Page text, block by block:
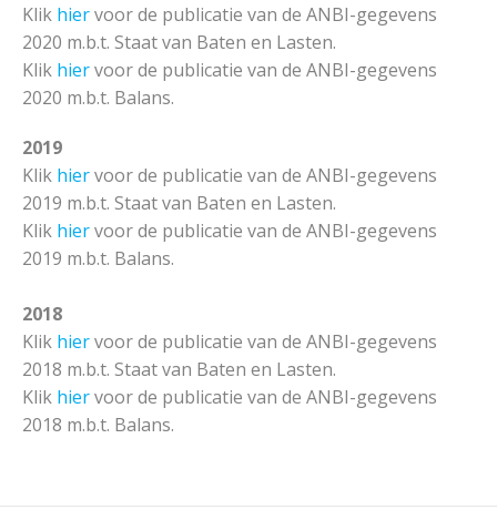
Klik hiervoor de publicatie van de ANBI-gegevens
2020 m.b.t. Staat van Baten en Lasten.
Klik hiervoor de publicatie van de ANBI-gegevens
2020 m.b.t. Balans.
2019
Klik hiervoor de publicatie van de ANBI-gegevens
2019 m.b.t. Staat van Baten en Lasten.
Klik hiervoor de publicatie van de ANBI-gegevens
2019 m.b.t. Balans.
2018
Klik hiervoor de publicatie van de ANBI-gegevens
2018 m.b.t. Staat van Baten en Lasten.
Klik hiervoor de publicatie van de ANBI-gegevens
2018 m.b.t. Balans.